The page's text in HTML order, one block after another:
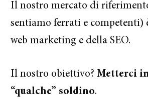
Il nostro mercato di
sentiamo ferrati e competenti)
web marketing e della SEO.
Il nostro obiettivo?Metterci
“qualche” soldino.